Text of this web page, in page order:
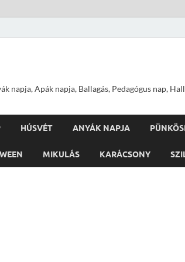
napja, Apák napja, Ballagás, Pedagógus nap,
HÚSVÉT ANYÁK NAPJA
MIKULÁS KARÁCSONY